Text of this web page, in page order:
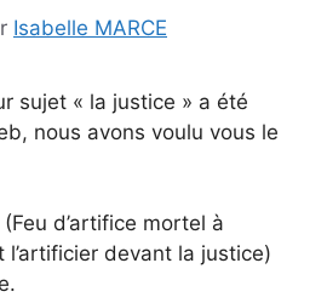
Isabelle MARCE
sujet « la justice » a été
nous avons voulu vous le
d’artifice mortel à
l’artificier devant la justice)